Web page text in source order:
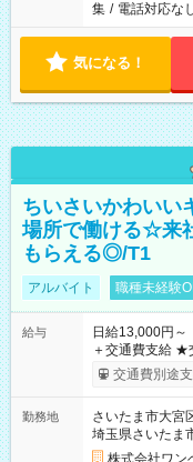
集 / 電話対応な
気になる！
ちいさいかわいい
場所で働ける☆来
もらえる◎/T1
アルバイト 職種未経験
給与
日給13,000円～
＋交通費支給 ★交通費全額支給！ ┗案件により規定あり ★日払
いOK！（規定
ンビニATMから 日
交通費別途
勤務地
さいたま市大宮
埼玉県さいたま
株式会社ワン